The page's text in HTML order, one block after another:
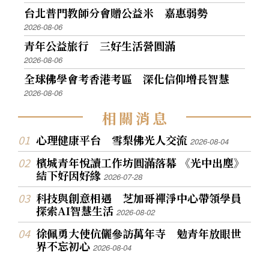
台北普門教師分會贈公益米 嘉惠弱勢
2026-08-06
青年公益旅行 三好生活營圓滿
2026-08-06
全球佛學會考香港考區 深化信仰增長智慧
2026-08-06
相關消息
心理健康平台 雪梨佛光人交流2026-08-04
檳城青年悅讀工作坊圓滿落幕 《光中出塵》
結下好因好緣2026-07-28
科技與創意相遇 芝加哥禪淨中心帶領學員
探索AI智慧生活2026-08-02
徐佩勇大使伉儷參訪萬年寺 勉青年放眼世
界不忘初心2026-08-04